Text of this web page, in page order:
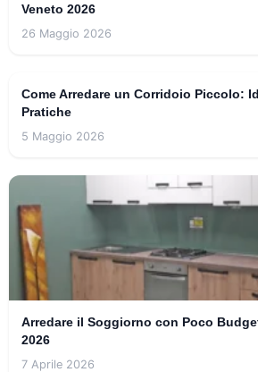
Veneto 2026
26 Maggio 2026
Come Arredare un Corridoio Piccolo:
Pratiche
5 Maggio 2026
Arredare il Soggiorno con Poco
2026
7 Aprile 2026